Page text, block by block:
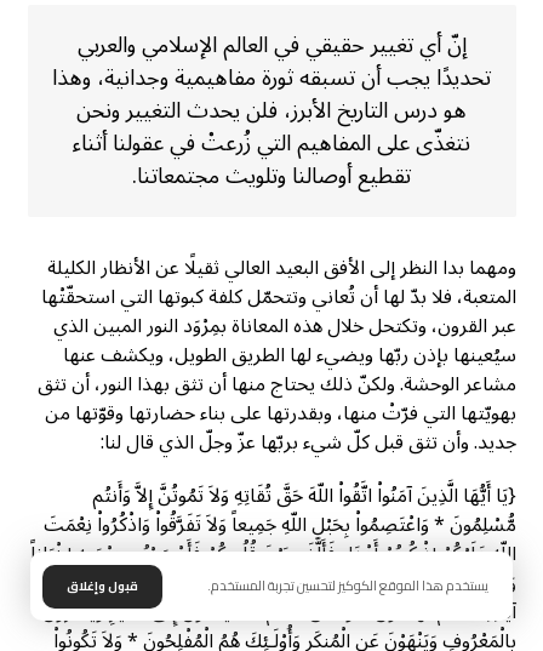
إنّ أي تغيير حقيقي في العالم الإسلامي والعربي
تحديدًا يجب أن تسبقه ثورة مفاهيمية وجدانية، وهذا
هو درس التاريخ الأبرز، فلن يحدث التغيير ونحن
نتغذّى على المفاهيم التي زُرعتْ في عقولنا أثناء
تقطيع أوصالنا وتلويث مجتمعاتنا.
ومهما بدا النظر إلى الأفق البعيد العالي ثقيلًا عن الأنظار الكليلة
المتعبة، فلا بدّ لها أن تُعاني وتتحمّل كلفة كبوتها التي استحقّتْها
عبر القرون، وتكتحل خلال هذه المعاناة بمِرْوَد النور المبين الذي
سيُعينها بإذن ربّها ويضيء لها الطريق الطويل، ويكشف عنها
مشاعر الوحشة. ولكنّ ذلك يحتاج منها أن تثق بهذا النور، أن تثق
بهويّتها التي فرّتْ منها، وبقدرتها على بناء حضارتها وقوّتها من
جديد. وأن تثق قبل كلّ شيء بربّها عزّ وجلّ الذي قال لنا:
{يَا أَيُّهَا الَّذِينَ آمَنُواْ اتَّقُواْ اللّهَ حَقَّ تُقَاتِهِ وَلاَ تَمُوتُنَّ إِلاَّ وَأَنتُم
مُّسْلِمُونَ * وَاعْتَصِمُواْ بِحَبْلِ اللّهِ جَمِيعاً وَلاَ تَفَرَّقُواْ وَاذْكُرُواْ نِعْمَتَ
اللّهِ عَلَيْكُمْ إِذْ كُنتُمْ أَعْدَاء فَأَلَّفَ بَيْنَ قُلُوبِكُمْ فَأَصْبَحْتُم بِنِعْمَتِهِ إِخْوَاناً
وَكُنتُمْ عَلَىَ شَفَا حُفْرَةٍ مِّنَ النَّارِ فَأَنقَذَكُم مِّنْهَا كَذَلِكَ يُبَيِّنُ اللّهُ لَكُمْ
آيَاتِهِ لَعَلَّكُمْ تَهْتَدُونَ * وَلْتَكُن مِّنكُمْ أُمَّةٌ يَدْعُونَ إِلَى الْخَيْرِ وَيَأْمُرُونَ
بِالْمَعْرُوفِ وَيَنْهَوْنَ عَنِ الْمُنكَرِ وَأُوْلَـئِكَ هُمُ الْمُفْلِحُونَ * وَلاَ تَكُونُواْ
يستخدم هذا الموقع الكوكيز لتحسين تجربة المستخدم. قبول وإغلاق